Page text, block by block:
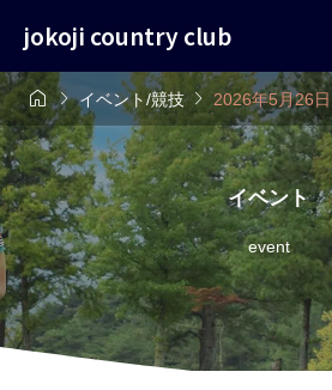
jokoji country club
イベント/競技 2026年5月26日
イベント
event